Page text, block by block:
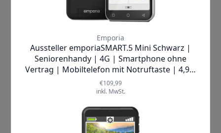
Wer ein modernes Smartphone kaufen möchte, erhält heutzutage
statt eines Telefons ein Multimedia-Gerät mit vielen interessanten
Features. Die Telefon-Funktion ist nur ein Feature unter vielen
anderen Funktionen. Von der leistungsstarken Kamera bis zum
komfortable Ausstattung, die für Videos und Filme bestens
immer wichtiger. Im folgenden Text berichten wir über die
interessantesten Features für Smartphones und nennen einige
Beispiele bekannter Top Handymarken, wie Xiaomi, Samsung